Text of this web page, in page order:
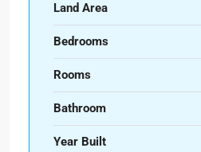
Land Area
Bedrooms
Rooms
Bathroom
Year Built